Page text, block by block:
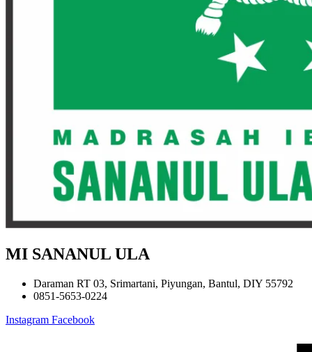
MI SANANUL ULA
Daraman RT 03, Srimartani, Piyungan, Bantul, DIY 55792
0851-5653-0224
Instagram Facebook